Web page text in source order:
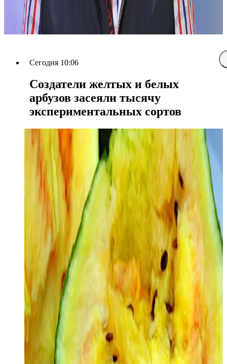
Сегодня 10:06
Создатели желтых и белых
арбузов засеяли тысячу
экспериментальных сортов